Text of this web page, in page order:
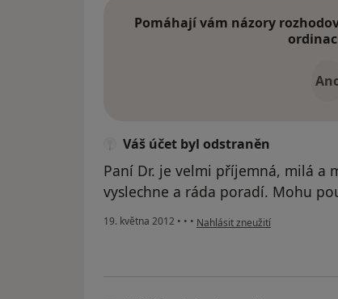
Pomáhají vám názory
Váš účet byl odstraněn
Paní Dr. je velmi příjemná, milá a
vyslechne a ráda poradí. Mohu
19. května 2012 • • • podle názoru uživatele Váš účet
Nahlásit zneužití